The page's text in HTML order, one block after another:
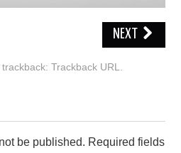
NEXT
trackback:Trackback URL
be published. Required fields